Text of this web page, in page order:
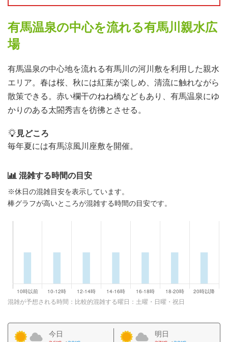
有馬温泉の中心を流れる有馬川親水広
場
有馬温泉の中心地を流れる有馬川の河川敷を利用した親水
エリア。春は桜、秋には紅葉が楽しめ、清流に触れながら
散策できる。赤い欄干のねね橋などもあり、有馬温泉にゆ
かりのある太閤秀吉を彷彿とさせる。
見どころ
毎年夏には有馬涼風川座敷を開催。
混雑する時間の目安
※休日の混雑目安を表示しています。
棒グラフが高いところが混雑する時間の目安です。
混雑が予想される時間：比較的混雑する曜日：土曜・日曜・祝日
今日 明日